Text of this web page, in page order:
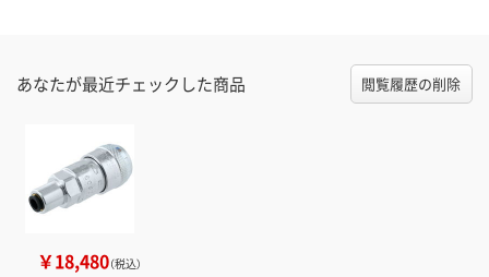
あなたが最近チェックした商品 閲覧履歴の削除
￥18,480（税込）